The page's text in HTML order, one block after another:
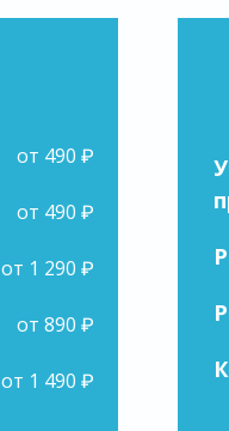
от 490 ₽
от 490 ₽
от 1 290 ₽
от 890 ₽
от 1 490 ₽